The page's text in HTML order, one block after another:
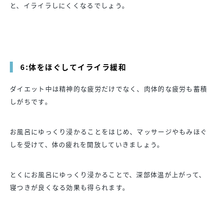
と、イライラしにくくなるでしょう。
6:体をほぐしてイライラ緩和
ダイエット中は精神的な疲労だけでなく、肉体的な疲労も蓄積
しがちです。
お風呂にゆっくり浸かることをはじめ、マッサージやもみほぐ
しを受けて、体の疲れを開放していきましょう。
とくにお風呂にゆっくり浸かることで、深部体温が上がって、
寝つきが良くなる効果も得られます。